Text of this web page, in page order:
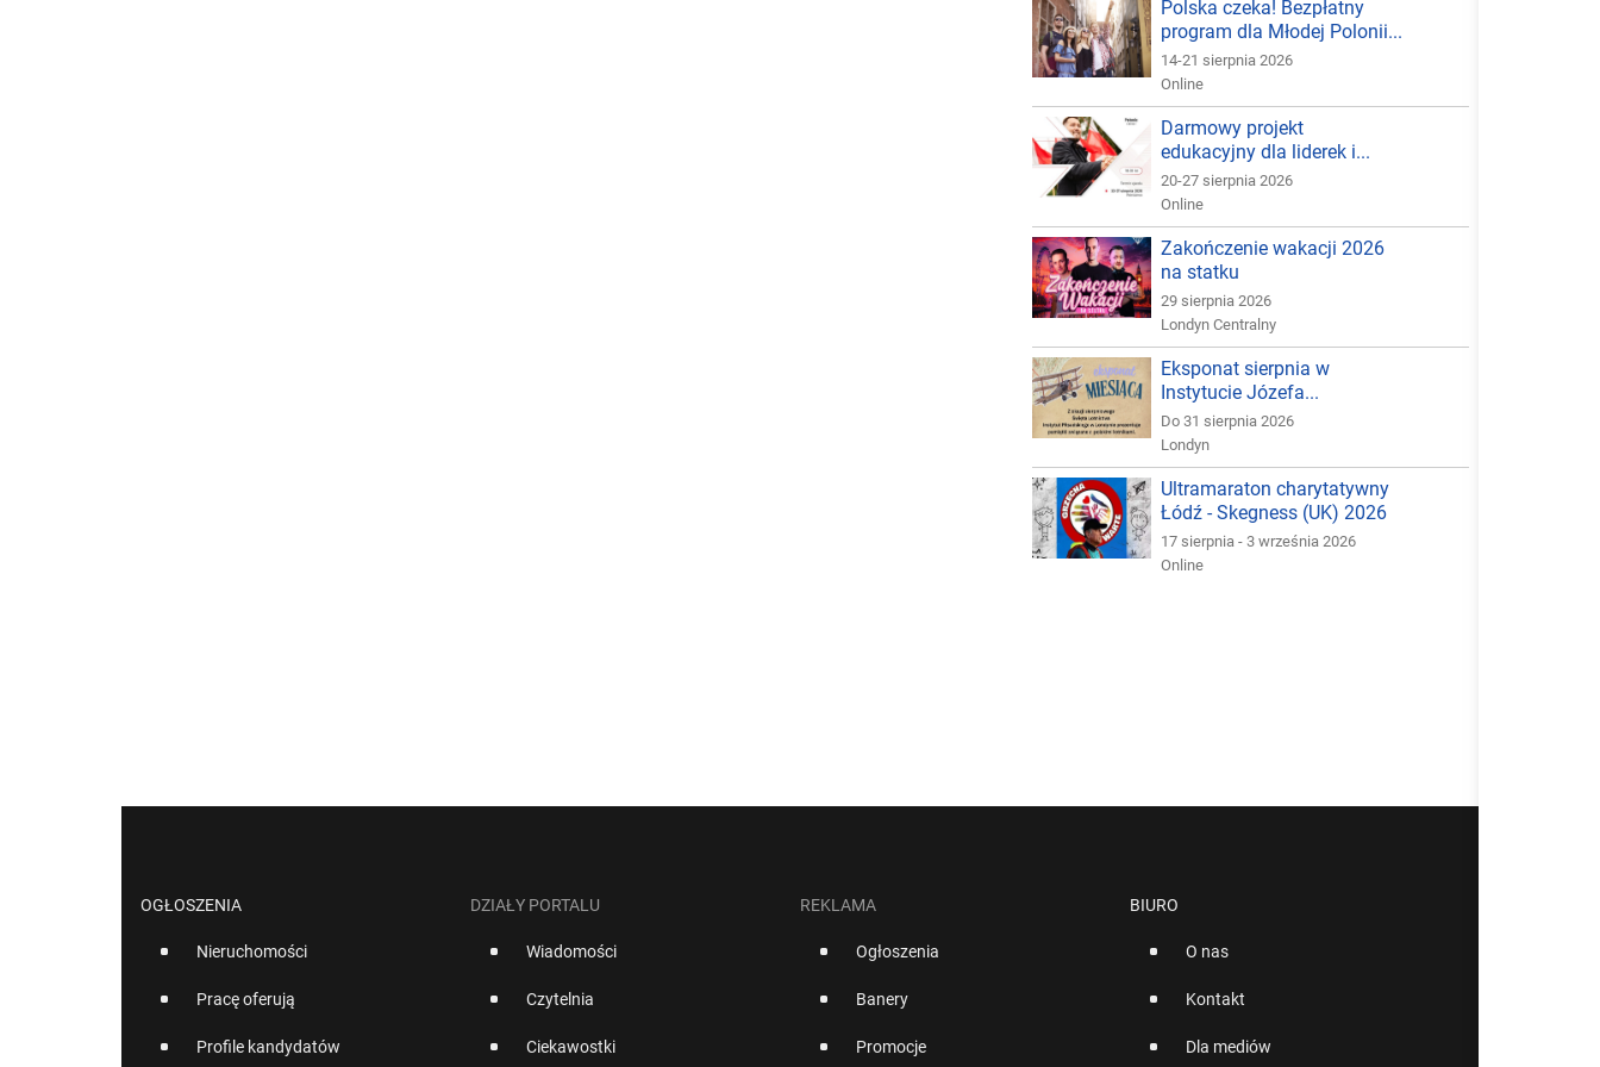
Polska czeka! Bezpłatny
program dla Młodej Polonii...
14-21 sierpnia 2026
Online
Darmowy projekt
edukacyjny dla liderek i...
20-27 sierpnia 2026
Online
Zakończenie wakacji 2026
na statku
29 sierpnia 2026
Londyn Centralny
Eksponat sierpnia w
Instytucie Józefa...
Do 31 sierpnia 2026
Londyn
Ultramaraton charytatywny
Łódź - Skegness (UK) 2026
17 sierpnia - 3 września 2026
Online
OGŁOSZENIA
Nieruchomości
Pracę oferują
Profile kandydatów
DZIAŁY PORTALU
Wiadomości
Czytelnia
Ciekawostki
REKLAMA
Ogłoszenia
Banery
Promocje
BIURO
O nas
Kontakt
Dla mediów